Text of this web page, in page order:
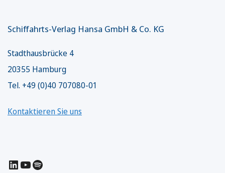
Schiffahrts-Verlag Hansa GmbH & Co. KG
Stadthausbrücke 4
20355 Hamburg
Tel. +49 (0)40 707080-01
Kontaktieren Sie uns
LinkedIn
YouTube
Spotify